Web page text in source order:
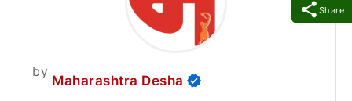
Share
by
Maharashtra Desha